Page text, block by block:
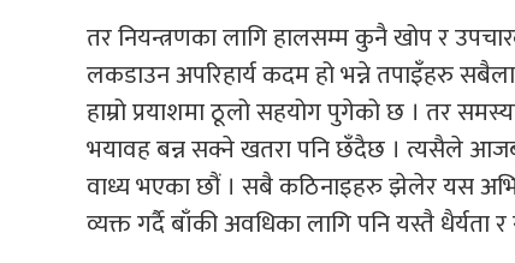
तर नियन्त्रणका लागि हालसम्म कुनै खोप र
लकडाउन अपरिहार्य कदम हो भन्ने तपाइँहरु
हाम्रो प्रयाशमा ठूलो सहयोग पुगेको छ । तर
भयावह बन्न सक्ने खतरा पनि छँदैछ । त्यसैले
वाध्य भएका छौं । सबै कठिनाइहरु झेलेर यस
व्यक्त गर्दै बाँकी अवधिका लागि पनि यस्तै धैर्यता